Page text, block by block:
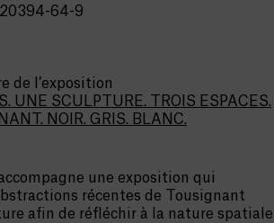
64-9
de l’exposition
UNE SCULPTURE. TROIS ESPACES.
NOIR. GRIS. BLANC.
une exposition qui
récentes de Tousignant
afin de réfléchir à la nature spatiale